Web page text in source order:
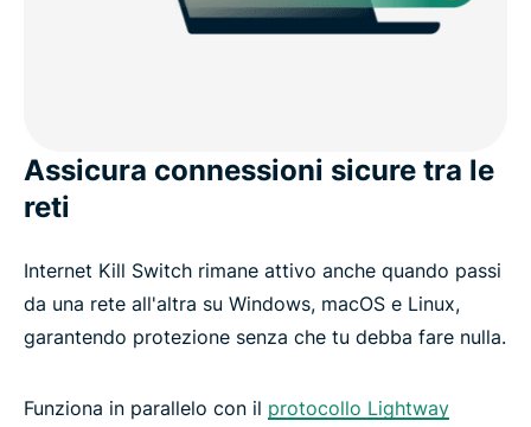
Assicura connessioni sicure tra le
reti
Internet Kill Switch rimane attivo anche quando passi
da una rete all'altra su Windows, macOS e Linux,
garantendo protezione senza che tu debba fare nulla.
Funziona in parallelo con il protocollo Lightway